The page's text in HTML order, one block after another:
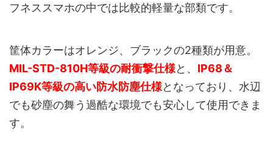
フネススマホの中では比較的軽量な部類です。
筐体カラーはオレンジ、ブラックの2種類が用意。
MIL-STD-810H等級の耐衝撃仕様と、 IP68＆
IP69K等級の高い防水防塵仕様となっており、水辺
でも砂塵の舞う過酷な環境でも安心して使用できま
す。